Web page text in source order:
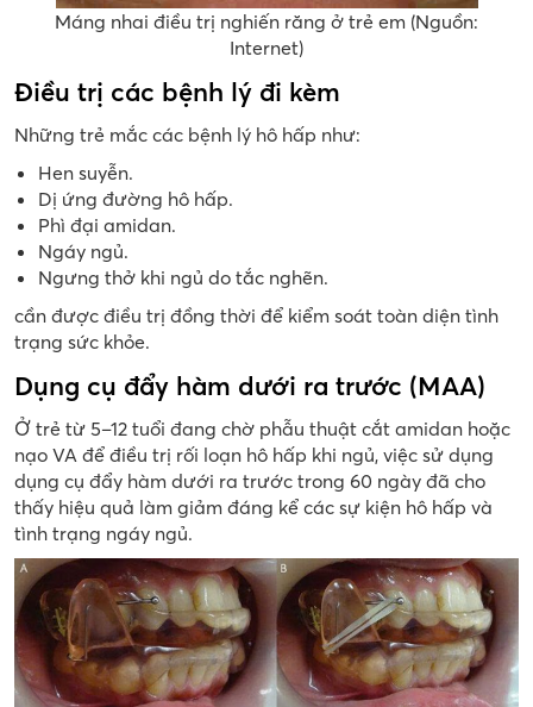
Máng nhai điều trị nghiến răng ở trẻ em (Nguồn:
Internet)
Điều trị các bệnh lý đi kèm
Những trẻ mắc các bệnh lý hô hấp như:
Hen suyễn.
Dị ứng đường hô hấp.
Phì đại amidan.
Ngáy ngủ.
Ngưng thở khi ngủ do tắc nghẽn.
cần được điều trị đồng thời để kiểm soát toàn diện tình
trạng sức khỏe.
Dụng cụ đẩy hàm dưới ra trước (MAA)
Ở trẻ từ 5–12 tuổi đang chờ phẫu thuật cắt amidan hoặc
nạo VA để điều trị rối loạn hô hấp khi ngủ, việc sử dụng
dụng cụ đẩy hàm dưới ra trước trong 60 ngày đã cho
thấy hiệu quả làm giảm đáng kể các sự kiện hô hấp và
tình trạng ngáy ngủ.